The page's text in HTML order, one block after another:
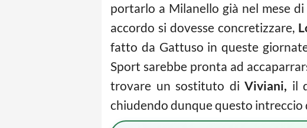
portarlo a Milanello già nel mese
accordo si dovesse concretizzare,
fatto da Gattuso in queste
Sport sarebbe pronta ad
trovare un sostituto diViviani, il
chiudendo dunque questo intreccio